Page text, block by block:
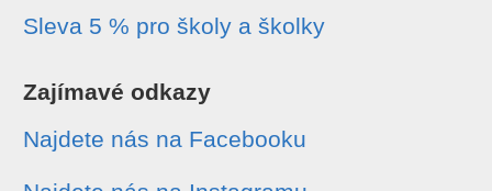
Sleva 5 % pro školy a školky
Zajímavé odkazy
Najdete nás na Facebooku